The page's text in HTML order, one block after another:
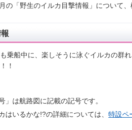
の「野生のイルカ目撃情報」について
乗船中に、楽しそうに泳ぐイルカの群
！
号」は航路図に記載の記号です。
はいるかな!?の詳細については、特設ペ